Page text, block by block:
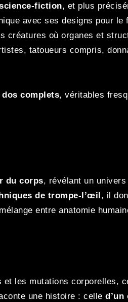
fiction, et plus
avec ses designs pour
créatures où organes et
tatoueurs compris,
complets, véritables
du corps, révélant un
de trompe-l’œil, il
entre anatomie
les mutations corporelles,
une histoire : celle d’un